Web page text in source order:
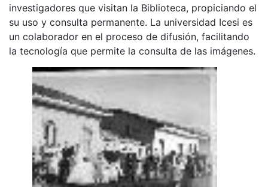
investigadores que visitan la Biblioteca, propiciando el
su uso y consulta permanente. La universidad Icesi es
un colaborador en el proceso de difusión, facilitando
la tecnología que permite la consulta de las imágenes.